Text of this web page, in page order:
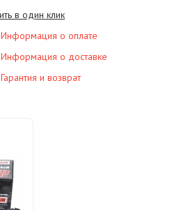
в один клик
Информация о оплате
Информация о доставке
Гарантия и возврат